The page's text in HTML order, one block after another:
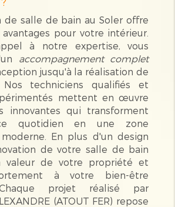
de salle de bain au Soler offre
pour votre intérieur.
à notre expertise, vous
accompagnement complet
jusqu'à la réalisation de
techniciens qualifiés et
mettent en œuvre
innovantes qui transforment
quotidien en une zone
En plus d'un design
de votre salle de bain
valeur de votre propriété et
à votre bien-être
projet réalisé par
(ATOUT FER) repose